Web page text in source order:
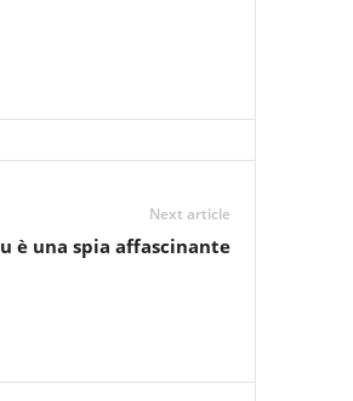
Next article
è una spia affascinante